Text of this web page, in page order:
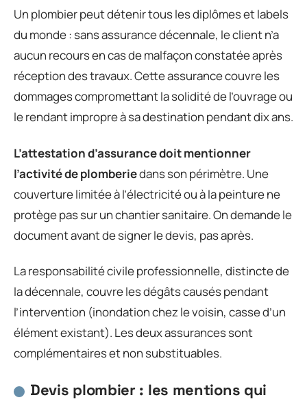
Un plombier peut détenir tous les diplômes et labels
du monde : sans assurance décennale, le client n’a
aucun recours en cas de malfaçon constatée après
réception des travaux. Cette assurance couvre les
dommages compromettant la solidité de l’ouvrage ou
le rendant impropre à sa destination pendant dix ans.
L’attestation d’assurance doit mentionner
l’activité de plomberiedans son périmètre. Une
couverture limitée à l’électricité ou à la peinture ne
protège pas sur un chantier sanitaire. On demande le
document avant de signer le devis, pas après.
La responsabilité civile professionnelle, distincte de
la décennale, couvre les dégâts causés pendant
l’intervention (inondation chez le voisin, casse d’un
élément existant). Les deux assurances sont
complémentaires et non substituables.
Devis plombier : les mentions qui